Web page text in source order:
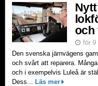
och
för 9
Den svenska järnvägens
och svårt att reparera.
och i exempelvis Luleå är
Dess... Läs mer